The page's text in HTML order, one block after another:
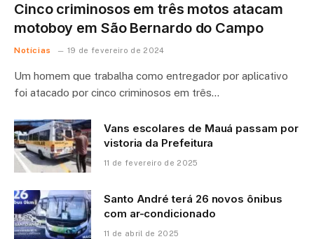
Cinco criminosos em três motos atacam
motoboy em São Bernardo do Campo
Notícias 19 de fevereiro de 2024
Um homem que trabalha como entregador por aplicativo
foi atacado por cinco criminosos em três…
Vans escolares de Mauá passam por
vistoria da Prefeitura
11 de fevereiro de 2025
Santo André terá 26 novos ônibus
com ar-condicionado
11 de abril de 2025